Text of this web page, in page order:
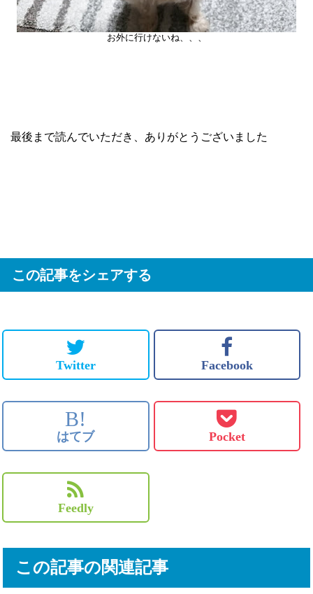
お外に行けないね、、、
最後まで読んでいただき、ありがとうございました
この記事をシェアする
Twitter Facebook
B!
はてブ Pocket
Feedly
この記事の関連記事